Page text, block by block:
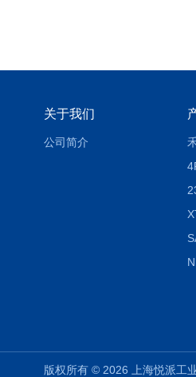
关于我们
公司简介
版权所有 © 2026 上海悦派